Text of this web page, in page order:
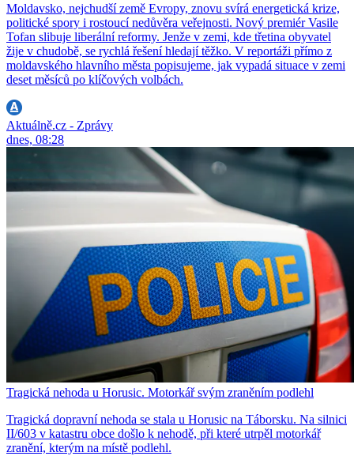
Moldavsko, nejchudší země Evropy, znovu svírá energetická krize,
politické spory i rostoucí nedůvěra veřejnosti. Nový premiér Vasile
Tofan slibuje liberální reformy. Jenže v zemi, kde třetina obyvatel
žije v chudobě, se rychlá řešení hledají těžko. V reportáži přímo z
moldavského hlavního města popisujeme, jak vypadá situace v zemi
deset měsíců po klíčových volbách.
Aktuálně.cz - Zprávy
dnes, 08:28
Tragická nehoda u Horusic. Motorkář svým zraněním podlehl
Tragická dopravní nehoda se stala u Horusic na Táborsku. Na silnici
II/603 v katastru obce došlo k nehodě, při které utrpěl motorkář
zranění, kterým na místě podlehl.